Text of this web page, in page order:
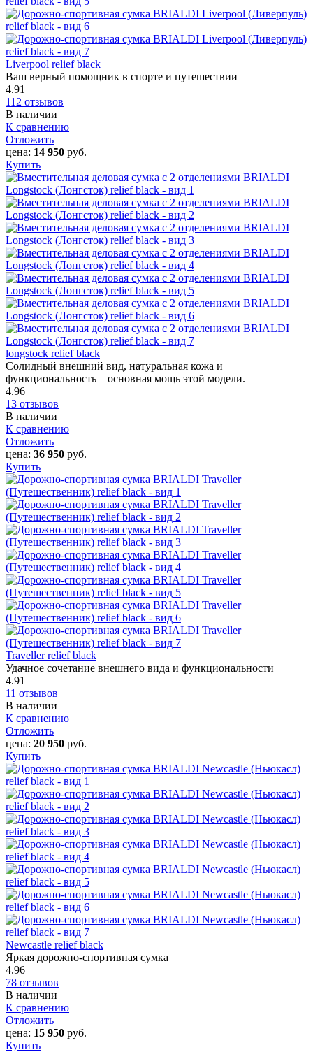
Liverpool relief black
Ваш верный помощник в спорте и путешествии
4.91
112 отзывов
В наличии
К сравнению
Отложить
цена: 14 950 руб.
Купить
longstock relief black
Солидный внешний вид, натуральная кожа и
функциональность – основная мощь этой модели.
4.96
13 отзывов
В наличии
К сравнению
Отложить
цена: 36 950 руб.
Купить
Traveller relief black
Удачное сочетание внешнего вида и функциональности
4.91
11 отзывов
В наличии
К сравнению
Отложить
цена: 20 950 руб.
Купить
Newcastle relief black
Яркая дорожно-спортивная сумка
4.96
78 отзывов
В наличии
К сравнению
Отложить
цена: 15 950 руб.
Купить